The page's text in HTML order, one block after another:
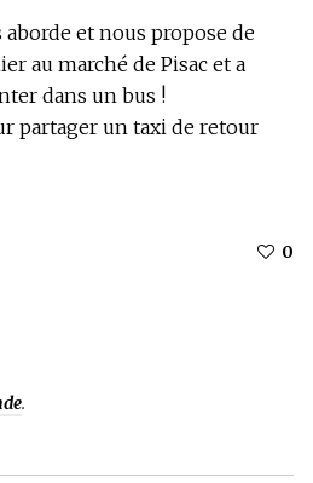
et nous propose de
au marché de Pisac et a
dans un bus !
partager un taxi de retour
0
.